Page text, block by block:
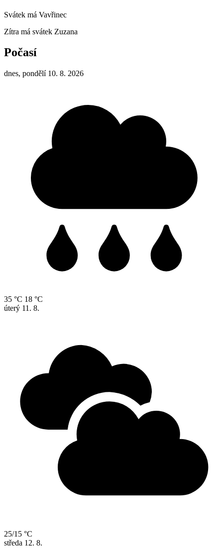
Svátek má Vavřinec
Zítra má svátek Zuzana
Počasí
dnes, pondělí 10. 8. 2026
35 °C 18 °C
úterý 11. 8.
25/15 °C
středa 12. 8.